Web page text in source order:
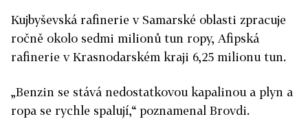
Kujbyševská rafinerie v Samarské oblasti zpracuje
ročně okolo sedmi milionů tun ropy, Afipská
rafinerie v Krasnodarském kraji 6,25 milionu tun.
„Benzin se stává nedostatkovou kapalinou a plyn a
ropa se rychle spalují,“ poznamenal Brovdi.